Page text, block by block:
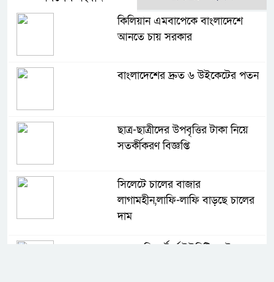
কিলিয়ান এমবাপেকে বাংলাদেশে
আনতে চায় সরকার
বাংলাদেশের দ্রুত ৬ উইকেটের পতন
ছাত্র-ছাত্রীদের উপবৃত্তির টাকা নিয়ে
সতর্কীকরণ বিজ্ঞপ্তি
সিলেটে চালের বাজার
লাগামহীন,লাফি-লাফি বাড়ছে চালের
দাম
মাগুরা রিপোর্টার্স ইউনিটির দুই বছর